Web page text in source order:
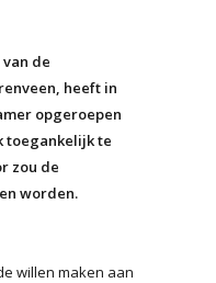
de
heeft in
opgeroepen
toegankelijk te
zou de
worden.
willen maken aan